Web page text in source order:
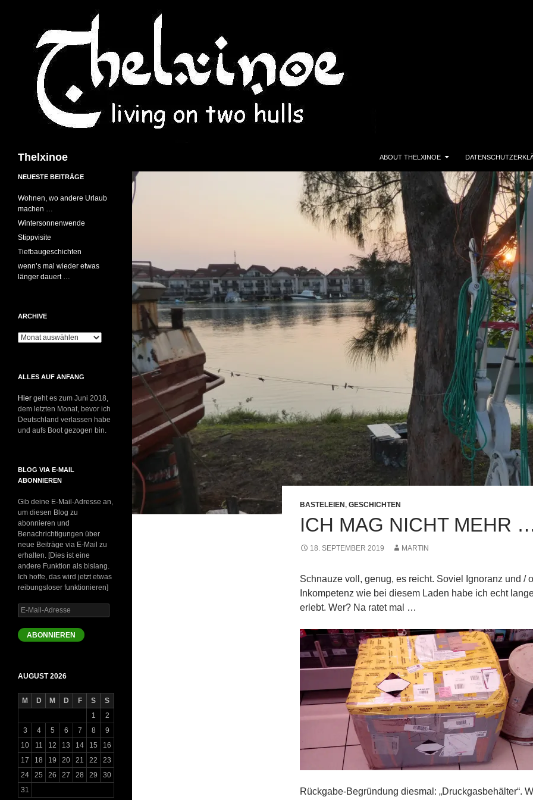
Thelxinoe
ABOUT THELXINOE
BASTELEIEN , GESCHICHTEN
ICH MAG NICHT MEHR
18. SEPTEMBER 2019 MARTIN
Schnauze voll, genug, es reicht. Soviel Ignoranz und /
Inkompetenz wie bei diesem Laden habe ich echt
erlebt. Wer? Na ratet mal …
Rückgabe-Begründung diesmal: „Druckgasbehälter“.
NEUESTE BEITRÄGE
Wohnen, wo andere Urlaub
machen …
Wintersonnenwende
Stippvisite
Tiefbaugeschichten
wenn’s mal wieder etwas
länger dauert …
ARCHIVE
Archive
ALLES AUF ANFANG
Hier geht es zum Juni 2018,
dem letzten Monat, bevor ich
Deutschland verlassen habe
und aufs Boot gezogen bin.
BLOG VIA E-MAIL
ABONNIEREN
Gib deine E-Mail-Adresse an,
um diesen Blog zu
abonnieren und
Benachrichtigungen über
neue Beiträge via E-Mail zu
erhalten. [Dies ist eine
andere Funktion als bislang.
Ich hoffe, das wird jetzt etwas
reibungsloser funktionieren]
E-
Mail-
Adresse
ABONNIEREN
AUGUST 2026
M D M D F S
S
1
2
3
4 5 6 7 8
9
10
11 12 13 14 15
16
17
18 19 20 21 22
23
24
25 26 27 28 29
30
31